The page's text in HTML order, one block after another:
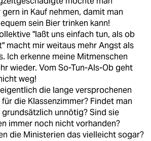
in Kauf nehmen, damit man
sein Bier trinken kann!
"laßt uns einfach tun, als ob
macht mir weitaus mehr Angst als
Ich erkenne meine Mitmenschen
wieder. Vom So-Tun-Als-Ob geht
weg!
die lange versprochenen
die Klassenzimmer? Findet man
unnötig? Sind sie
immer noch nicht vorhanden?
die Ministerien das vielleicht sogar?